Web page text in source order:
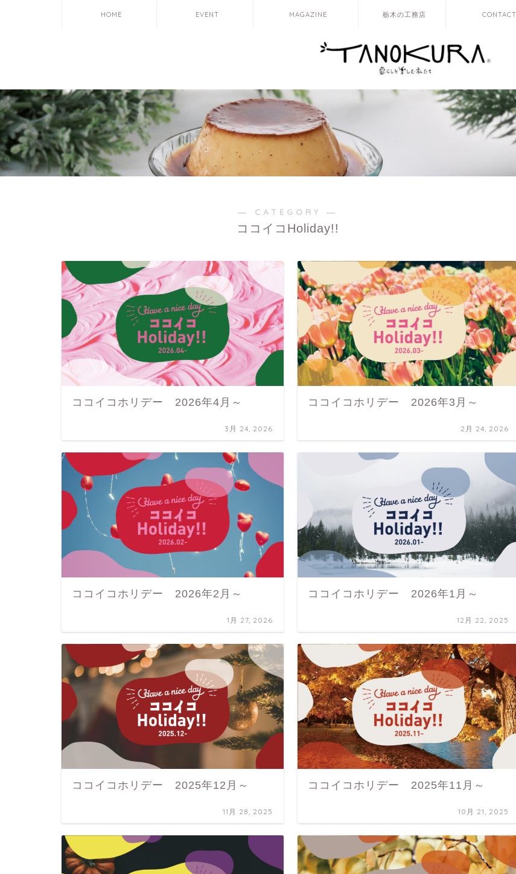
HOME EVENT MAGAZINE 栃木の工務店 CONTACT
― CATEGORY ―
ココイコHoliday!!
ココイコホリデー 2026年4月～
3月 24, 2026
ココイコホリデー 2026年3月～
2月 24, 2026
ココイコホリデー 2026年2月～
1月 27, 2026
ココイコホリデー 2026年1月～
12月 22, 2025
ココイコホリデー 2025年12月～
11月 28, 2025
ココイコホリデー 2025年11月～
10月 21, 2025